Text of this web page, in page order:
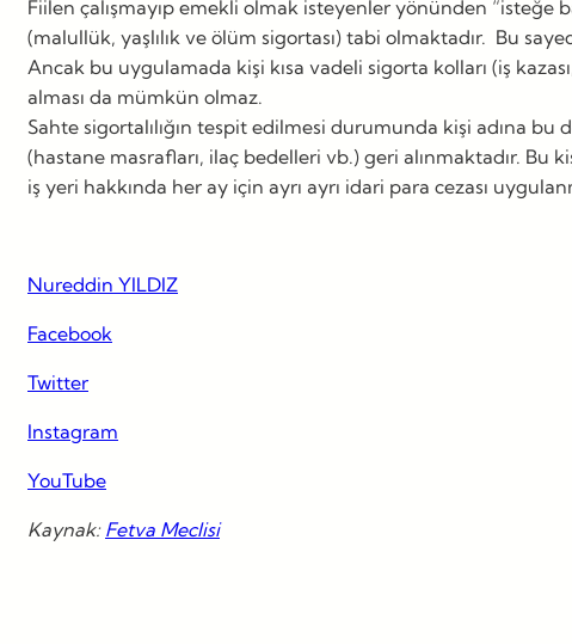
Fiilen çalışmayıp emekli olmak isteyenler yönünden “isteğe
(malullük, yaşlılık ve ölüm sigortası) tabi olmaktadır. Bu
Ancak bu uygulamada kişi kısa vadeli sigorta kolları (iş
alması da mümkün olmaz.
Sahte sigortalılığın tespit edilmesi durumunda kişi adına
(hastane masrafları, ilaç bedelleri vb.) geri alınmaktadır. Bu
iş yeri hakkında her ay için ayrı ayrı idari para cezası
Nureddin YILDIZ
Facebook
Twitter
Instagram
YouTube
Kaynak: Fetva Meclisi